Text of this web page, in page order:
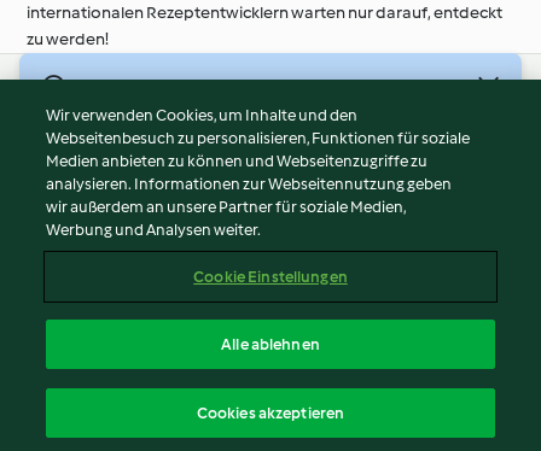
internationalen Rezeptentwicklern warten nur darauf, entdeckt
zu werden!
Nutzungsbedingungen
Datenschutzrichtlinien
Disclaimer
Impressum
Inhalt melden
Erklärung zur Barrierefreiheit
Wir verwenden Cookies, um Inhalte und den
Webseitenbesuch zu personalisieren, Funktionen für soziale
Medien anbieten zu können und Webseitenzugriffe zu
analysieren. Informationen zur Webseitennutzung geben
wir außerdem an unsere Partner für soziale Medien,
Werbung und Analysen weiter.
Cookie Einstellungen
Alle ablehnen
Cookies akzeptieren